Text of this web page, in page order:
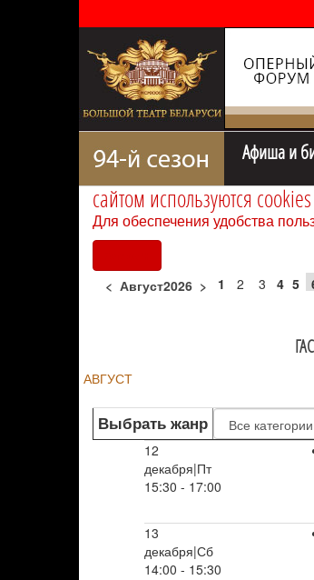
Афиша и
сайтом используются cookies
Для обеспечения удобства
< Август2026 > 1 2 3 4 5
АВГУСТ
Выбрать жанр
12
декабря|Пт
15:30 - 17:00
13
декабря|Сб
14:00 - 15:30